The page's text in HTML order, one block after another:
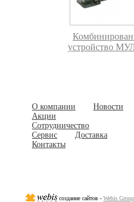
устройство
О компании
Новости
Акции
Сотрудничество
Сервис
Доставка
Контакты
создание сайтов - Webis Group